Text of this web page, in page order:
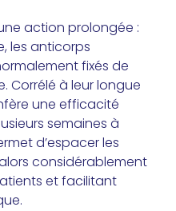
action prolongée :
les anticorps
fixés de
Corrélé à leur longue
une efficacité
semaines à
d’espacer les
considérablement
et facilitant
.